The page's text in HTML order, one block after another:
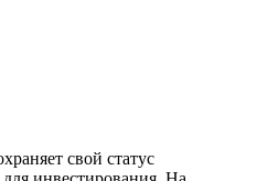
свой статус